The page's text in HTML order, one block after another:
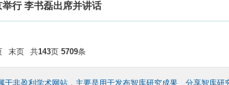
行 李书磊出席并讲话
末页 共143页 5709条
于非盈利学术网站，主要是用于发布智库研究成果、分享智库研